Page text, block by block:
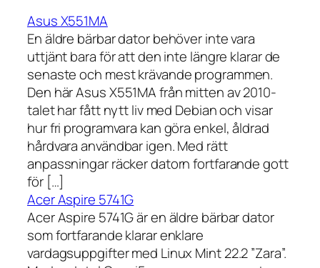
Asus X551MA
En äldre bärbar dator behöver inte vara
uttjänt bara för att den inte längre klarar de
senaste och mest krävande programmen.
Den här Asus X551MA från mitten av 2010-
talet har fått nytt liv med Debian och visar
hur fri programvara kan göra enkel, åldrad
hårdvara användbar igen. Med rätt
anpassningar räcker datorn fortfarande gott
för […]
Acer Aspire 5741G
Acer Aspire 5741G är en äldre bärbar dator
som fortfarande klarar enklare
vardagsuppgifter med Linux Mint 22.2 ”Zara”.